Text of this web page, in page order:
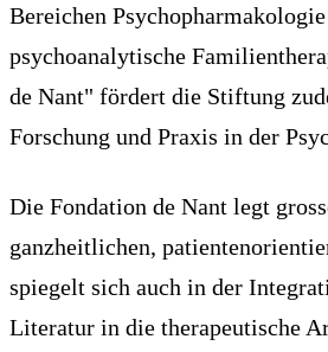
Bereichen
psychoanalytische
de Nant" fördert die Stiftung
Forschung und Praxis in der
Die Fondation de Nant legt
ganzheitlichen,
spiegelt sich auch in der
Literatur in die therapeutische